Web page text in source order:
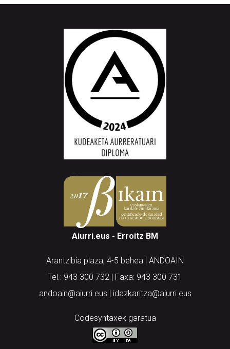
Aiurri.eus - Erroitz BM
Arantzibia plaza, 4-5 behea | ANDOAIN
Tel.: 943 300 732 | Faxa: 943 300 731
andoain@aiurri.eus | idazkaritza@aiurri.eus
Codesyntaxek garatua